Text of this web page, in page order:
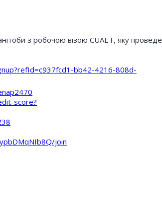
з робочою візою CUAET, яку проведе
bb42-4216-808d-
score?
join